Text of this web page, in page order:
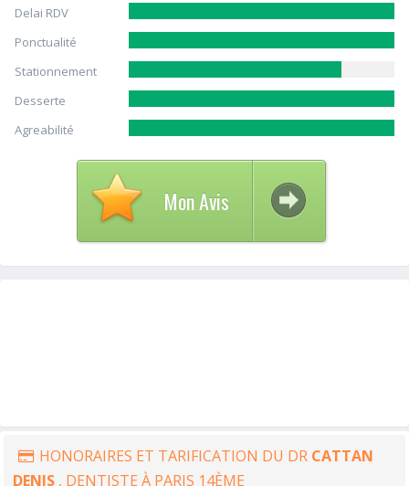
Delai RDV
Ponctualité
Stationnement
Desserte
Agreabilité
Mon Avis
HONORAIRES ET TARIFICATION DU DR CATTAN
DENIS , DENTISTE À PARIS 14ÈME